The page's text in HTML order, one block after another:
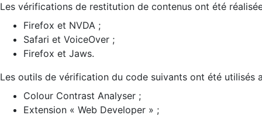
Les vérifications de restitution de contenus ont été
Firefox et NVDA ;
Safari et VoiceOver ;
Firefox et Jaws.
Les outils de vérification du code suivants ont été utilisés
Colour Contrast Analyser ;
Extension « Web Developer » ;